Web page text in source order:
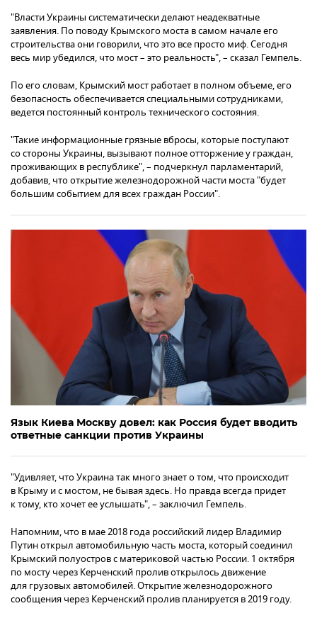
"Власти Украины систематически делают неадекватные
заявления. По поводу Крымского моста в самом начале его
строительства они говорили, что это все просто миф. Сегодня
весь мир убедился, что мост – это реальность", – сказал Гемпель.
По его словам, Крымский мост работает в полном объеме, его
безопасность обеспечивается специальными сотрудниками,
ведется постоянный контроль технического состояния.
"Такие информационные грязные вбросы, которые поступают
со стороны Украины, вызывают полное отторжение у граждан,
проживающих в республике", – подчеркнул парламентарий,
добавив, что открытие железнодорожной части моста "будет
большим событием для всех граждан России".
Язык Киева Москву довел: как Россия будет вводить
ответные санкции против Украины
"Удивляет, что Украина так много знает о том, что происходит
в Крыму и с мостом, не бывая здесь. Но правда всегда придет
к тому, кто хочет ее услышать", – заключил Гемпель.
Напомним, что в мае 2018 года российский лидер Владимир
Путин открыл автомобильную часть моста, который соединил
Крымский полуостров с материковой частью России. 1 октября
по мосту через Керченский пролив открылось движение
для грузовых автомобилей. Открытие железнодорожного
сообщения через Керченский пролив планируется в 2019 году.